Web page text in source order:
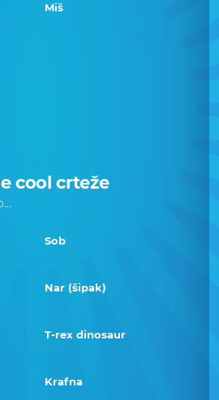
Miš
cool crteže
Sob
Nar (šipak)
T-rex dinosaur
Krafna